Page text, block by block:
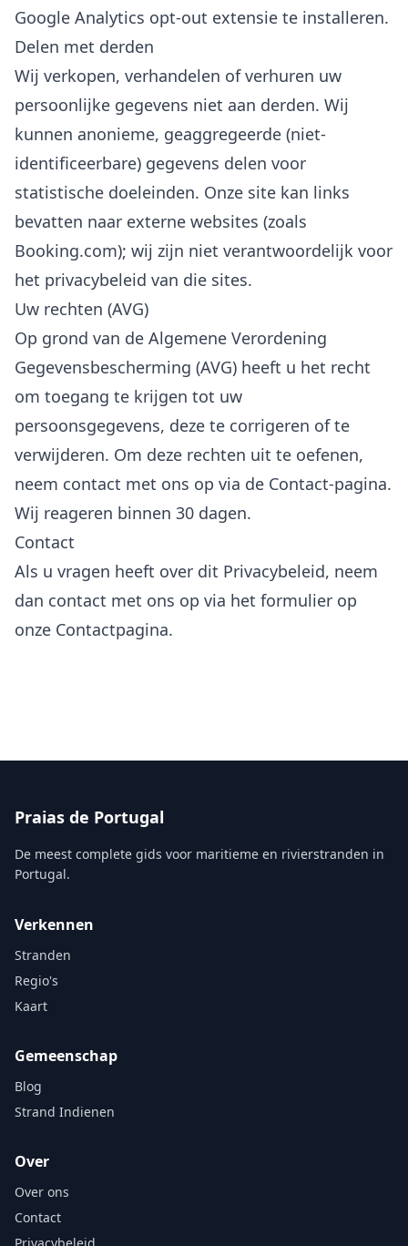
Google Analytics opt-out extensie te installeren.
Delen met derden
Wij verkopen, verhandelen of verhuren uw
persoonlijke gegevens niet aan derden. Wij
kunnen anonieme, geaggregeerde (niet-
identificeerbare) gegevens delen voor
statistische doeleinden. Onze site kan links
bevatten naar externe websites (zoals
Booking.com); wij zijn niet verantwoordelijk voor
het privacybeleid van die sites.
Uw rechten (AVG)
Op grond van de Algemene Verordening
Gegevensbescherming (AVG) heeft u het recht
om toegang te krijgen tot uw
persoonsgegevens, deze te corrigeren of te
verwijderen. Om deze rechten uit te oefenen,
neem contact met ons op via de Contact-pagina.
Wij reageren binnen 30 dagen.
Contact
Als u vragen heeft over dit Privacybeleid, neem
dan contact met ons op via het formulier op
onze Contactpagina.
Praias de Portugal
De meest complete gids voor maritieme en rivierstranden in
Portugal.
Verkennen
Stranden
Regio's
Kaart
Gemeenschap
Blog
Strand Indienen
Over
Over ons
Contact